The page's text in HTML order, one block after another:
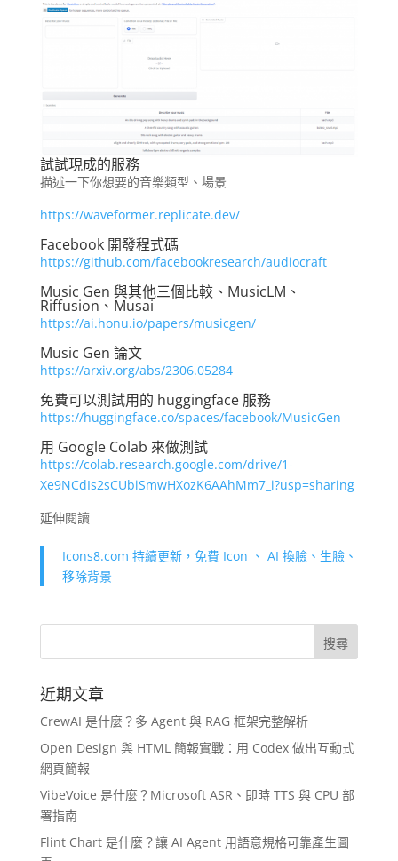
試試現成的服務
描述一下你想要的音樂類型、場景
https://waveformer.replicate.dev/
Facebook 開發程式碼
https://github.com/facebookresearch/audiocraft
Music Gen 與其他三個比較、MusicLM、
Riffusion、Musai
https://ai.honu.io/papers/musicgen/
Music Gen 論文
https://arxiv.org/abs/2306.05284
免費可以測試用的 huggingface 服務
https://huggingface.co/spaces/facebook/MusicGen
用 Google Colab 來做測試
https://colab.research.google.com/drive/1-
Xe9NCdIs2sCUbiSmwHXozK6AAhMm7_i?usp=sharing
延伸閱讀
Icons8.com 持續更新，免費 Icon 、 AI 換臉、生臉、
移除背景
近期文章
CrewAI 是什麼？多 Agent 與 RAG 框架完整解析
Open Design 與 HTML 簡報實戰：用 Codex 做出互動式
網頁簡報
VibeVoice 是什麼？Microsoft ASR、即時 TTS 與 CPU 部
署指南
Flint Chart 是什麼？讓 AI Agent 用語意規格可靠產生圖